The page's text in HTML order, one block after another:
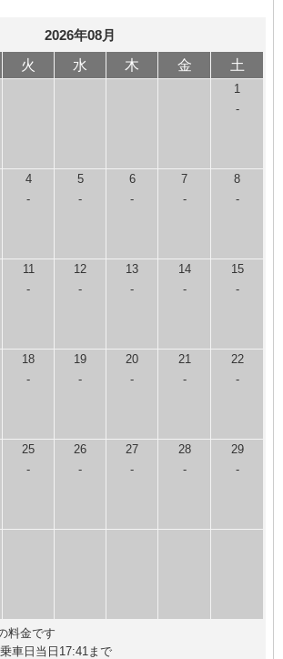
2026年08月
火 水 木 金 土
1
-
4
-
5
-
6
-
7
-
8
-
11
-
12
-
13
-
14
-
15
-
18
-
19
-
20
-
21
-
22
-
25
-
26
-
27
-
28
-
29
-
料金です
車日当日17:41まで